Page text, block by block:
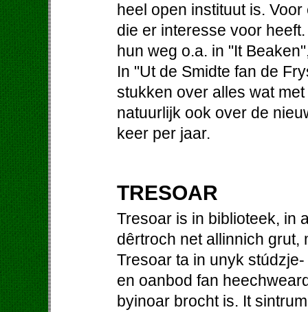
heel open instituut is.
die er interesse voor
hun weg o.a. in "It
In "Ut de Smidte fan de
stukken over alles wat
natuurlijk ook over de
keer per jaar.
TRESOAR
Tresoar is in biblioteek, in
dêrtroch net allinnich grut,
Tresoar ta in unyk
en oanbod fan
byinoar brocht is. It